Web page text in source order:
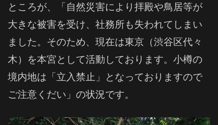
ところが、「自然災害により拝殿や鳥居等が
大きな被害を受け、社務所も失われてしまい
ました。そのため、現在は東京（渋谷区代々
木）を本宮として活動しております。小樽の
境内地は「立入禁止」となっておりますので
ご注意くだい」の状況です。